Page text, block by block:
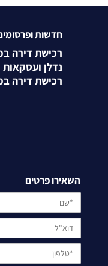
חדשות
רכישת דירה
נדלן
רכישת דירה
השאירו פרטים